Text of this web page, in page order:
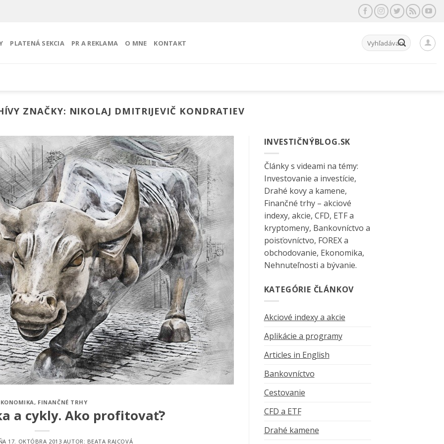
PLATENÁ SEKCIA PR A REKLAMA O MNE KONTAKT Hľadať:
ZNAČKY: NIKOLAJ DMITRIJEVIČ KONDRATIEV
, FINANČNÉ TRHY
a cykly. Ako profitovať?
17. OKTÓBRA 2013 AUTOR: BEATA RAJCOVÁ
INVESTIČNÝBLOG.SK
Články s videami na témy:
Investovanie a investície,
Drahé kovy a kamene,
Finančné trhy – akciové
indexy, akcie, CFD, ETF a
kryptomeny, Bankovníctvo a
poisťovníctvo, FOREX a
obchodovanie, Ekonomika,
Nehnuteľnosti a bývanie.
KATEGÓRIE ČLÁNKOV
Akciové indexy a akcie
Aplikácie a programy
Articles in English
Bankovníctvo
Cestovanie
CFD a ETF
Drahé kamene